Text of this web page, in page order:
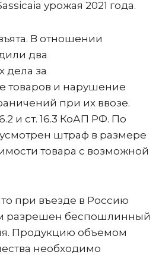
урожая 2021 года.
В отношении
два
дела за
товаров и нарушение
при их ввозе.
и ст. 16.3 КоАП РФ. По
штраф в размере
товара с возможной
при въезде в Россию
разрешен беспошлинный
Продукцию объемом
необходимо